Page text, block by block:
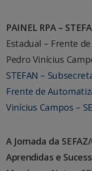
PAINEL RPA –
Estadual – Frente
Pedro Vinícius
STEFAN –
Frente de
Vinícius Campos –
A Jornada da
Aprendidas e